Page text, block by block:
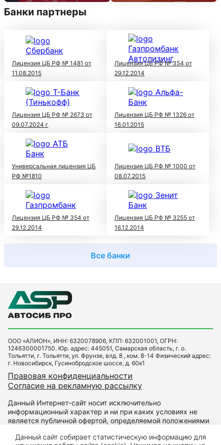
Банки партнеры
Лицензия ЦБ РФ № 1481 от
11.08.2015
Лицензия ЦБ РФ № 354 от
29.12.2014
Лицензия ЦБ РФ № 2673 от
09.07.2024 г
Лицензия ЦБ РФ № 1326 от
16.01.2015
Универсальная лицензия ЦБ
РФ №1810
Лицензия ЦБ РФ № 1000 от
08.07.2015
Лицензия ЦБ РФ № 354 от
29.12.2014
Лицензия ЦБ РФ № 3255 от
16.12.2014
Все банки
ООО «АЛИОН», ИНН: 6320078906, КПП: 632001001, ОГРН:
1246300001750. Юр. адрес: 445051, Самарская область, г. о.
Тольятти, г. Тольятти, ул. Фрунзе, влд. 8 , ком. 8-14 Физический адрес:
г. Новосибирск, Гусинобродское шоссе, д. 60к1
Правовая конфиденциальности
Согласие на рекламную рассылку
Данный Интернет-сайт носит исключительно
информационный характер и ни при каких условиях не
является публичной офертой, определяемой положениями
подробной информации о наличии и стоимости указанных
Данный сайт собирает статистическую информацию для